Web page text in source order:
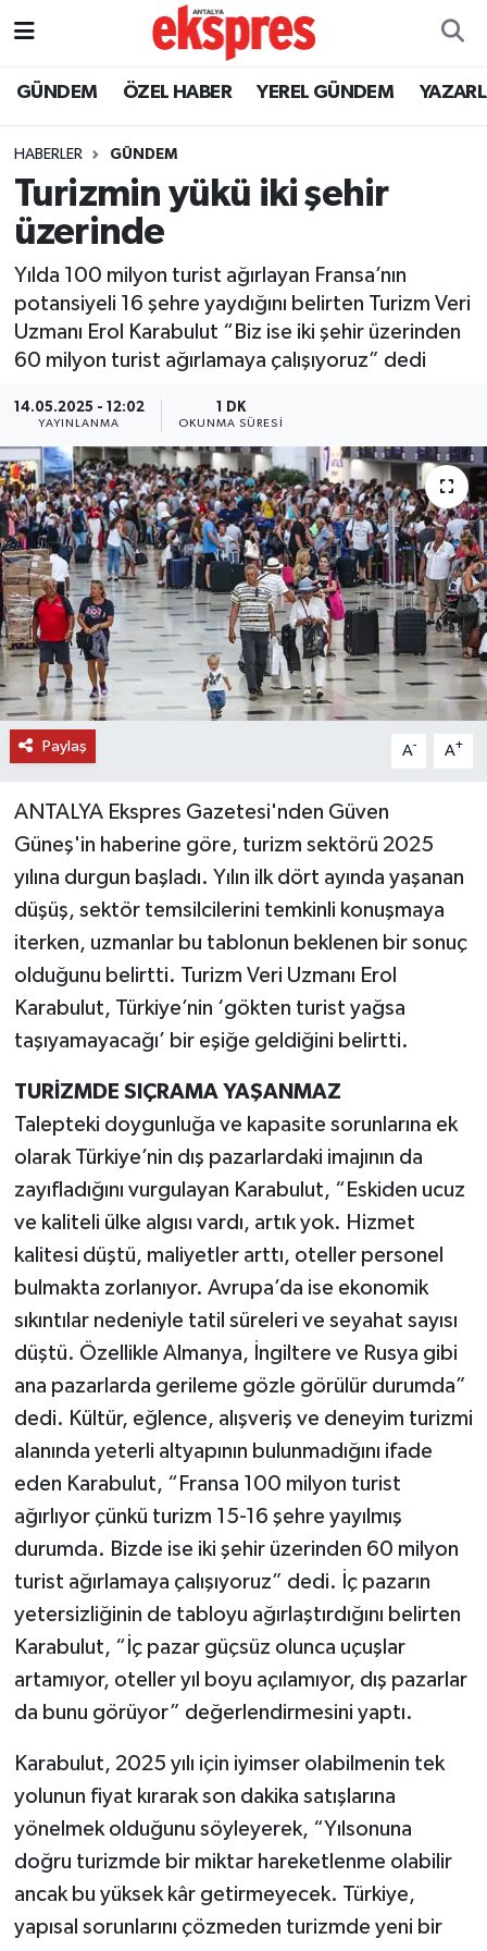
GÜNDEM ÖZEL HABER YEREL GÜNDEM
HABERLER GÜNDEM
Turizmin yükü iki şehir
üzerinde
Yılda 100 milyon turist ağırlayan Fransa’nın
potansiyeli 16 şehre yaydığını belirten Turizm Veri
Uzmanı Erol Karabulut “Biz ise iki şehir üzerinden
60 milyon turist ağırlamaya çalışıyoruz” dedi
14.05.2025 - 12:02
YAYINLANMA
1 DK
OKUNMA SÜRESI
Paylaş A- A+
ANTALYA Ekspres Gazetesi'nden Güven
Güneş'in haberine göre, turizm sektörü 2025
yılına durgun başladı. Yılın ilk dört ayında yaşanan
düşüş, sektör temsilcilerini temkinli konuşmaya
iterken, uzmanlar bu tablonun beklenen bir sonuç
olduğunu belirtti. Turizm Veri Uzmanı Erol
Karabulut, Türkiye’nin ‘gökten turist yağsa
taşıyamayacağı’ bir eşiğe geldiğini belirtti.
TURİZMDE SIÇRAMA YAŞANMAZ
Talepteki doygunluğa ve kapasite sorunlarına ek
olarak Türkiye’nin dış pazarlardaki imajının da
zayıfladığını vurgulayan Karabulut, “Eskiden ucuz
ve kaliteli ülke algısı vardı, artık yok. Hizmet
kalitesi düştü, maliyetler arttı, oteller personel
bulmakta zorlanıyor. Avrupa’da ise ekonomik
sıkıntılar nedeniyle tatil süreleri ve seyahat sayısı
düştü. Özellikle Almanya, İngiltere ve Rusya gibi
ana pazarlarda gerileme gözle görülür durumda”
dedi. Kültür, eğlence, alışveriş ve deneyim turizmi
alanında yeterli altyapının bulunmadığını ifade
eden Karabulut, “Fransa 100 milyon turist
ağırlıyor çünkü turizm 15-16 şehre yayılmış
durumda. Bizde ise iki şehir üzerinden 60 milyon
turist ağırlamaya çalışıyoruz” dedi. İç pazarın
yetersizliğinin de tabloyu ağırlaştırdığını belirten
Karabulut, “İç pazar güçsüz olunca uçuşlar
artamıyor, oteller yıl boyu açılamıyor, dış pazarlar
da bunu görüyor” değerlendirmesini yaptı.
Karabulut, 2025 yılı için iyimser olabilmenin tek
yolunun fiyat kırarak son dakika satışlarına
yönelmek olduğunu söyleyerek, “Yılsonuna
doğru turizmde bir miktar hareketlenme olabilir
ancak bu yüksek kâr getirmeyecek. Türkiye,
yapısal sorunlarını çözmeden turizmde yeni bir
ÖZEL HABER
YEREL GÜNDEM
EKONOMİ
KÜLTÜR - SANAT
SPOR
SİYASET
SAĞLIK
DÜNYA
EĞİTİM
TURİZM
RÖPORTAJ
VİDEO HABERLER
YAZARLAR
RESMİ İLAN
MAGAZİN
Nöbetçi Eczaneler
Trafik Durumu
Süper Lig Puan Durumu ve Fikstür
Tüm Manşetler
Son Dakika Haberleri
Haber Arşivi